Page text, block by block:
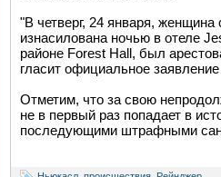
"В четверг, 24 января,
изнасилована ночью в отеле
районе Forest Hall, был
гласит официальное
Отметим, что за свою
не в первый раз попадает в
последующими штрафными